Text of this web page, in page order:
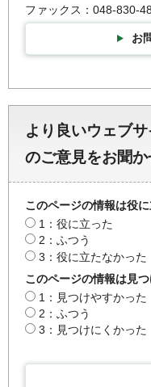
ファックス：048-830-
お
より良いウェブ
のご意見をお聞
このページの情報は役
1：役に立った
2：ふつう
3：役に立たなかった
このページの情報は見
1：見つけやすかった
2：ふつう
3：見つけにくかった